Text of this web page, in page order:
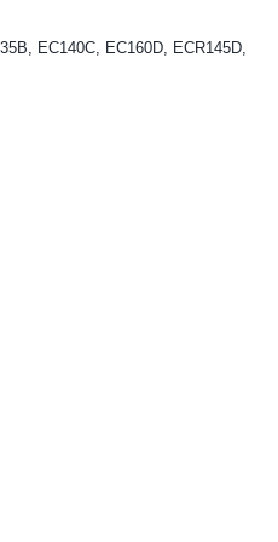
EC140C, EC160D, ECR145D,